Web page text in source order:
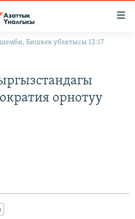
Бишкек убактысы 12:17
орнотуу